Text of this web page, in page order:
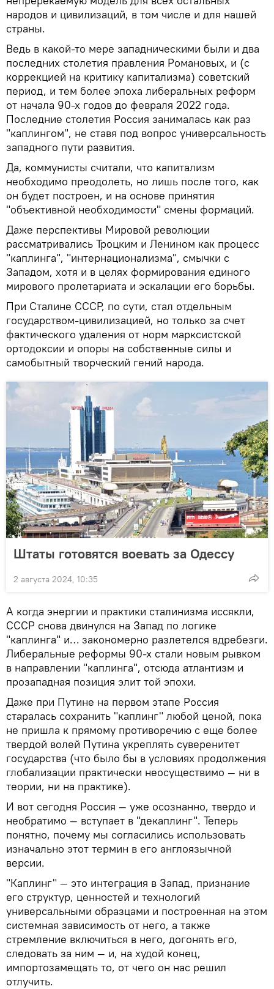
народов и цивилизаций, в том числе и для нашей
страны.
Ведь в какой-то мере западническими были и два
последних столетия правления Романовых, и (с
коррекцией на критику капитализма) советский
период, и тем более эпоха либеральных реформ
от начала 90-х годов до февраля 2022 года.
Последние столетия Россия занималась как раз
"каплингом", не ставя под вопрос универсальность
западного пути развития.
Да, коммунисты считали, что капитализм
необходимо преодолеть, но лишь после того, как
он будет построен, и на основе принятия
"объективной необходимости" смены формаций.
Даже перспективы Мировой революции
рассматривались Троцким и Ленином как процесс
"каплинга", "интернационализма", смычки с
Западом, хотя и в целях формирования единого
мирового пролетариата и эскалации его борьбы.
При Сталине СССР, по сути, стал отдельным
государством-цивилизацией, но только за счет
фактического удаления от норм марксистской
ортодоксии и опоры на собственные силы и
самобытный творческий гений народа.
Штаты готовятся воевать за Одессу
2 августа 2024, 10:35
А когда энергии и практики сталинизма иссякли,
СССР снова двинулся на Запад по логике
"каплинга" и… закономерно разлетелся вдребезги.
Либеральные реформы 90-х стали новым рывком
в направлении "каплинга", отсюда атлантизм и
прозападная позиция элит той эпохи.
Даже при Путине на первом этапе Россия
старалась сохранить "каплинг" любой ценой, пока
не пришла к прямому противоречию с еще более
твердой волей Путина укреплять суверенитет
государства (что было бы в условиях продолжения
глобализации практически неосуществимо — ни в
теории, ни на практике).
И вот сегодня Россия — уже осознанно, твердо и
необратимо — вступает в "декаплинг". Теперь
понятно, почему мы согласились использовать
изначально этот термин в его англоязычной
версии.
"Каплинг" — это интеграция в Запад, признание
его структур, ценностей и технологий
универсальными образцами и построенная на этом
системная зависимость от него, а также
стремление включиться в него, догонять его,
следовать за ним — и, на худой конец,
импортозамещать то, от чего он нас решил
отлучить.